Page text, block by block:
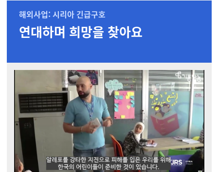
해외사업: 시리아 긴급구호
연대하며 희망을 찾아요